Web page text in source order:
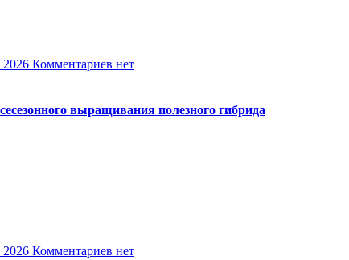
Комментариев нет
выращивания полезного гибрида
Комментариев нет